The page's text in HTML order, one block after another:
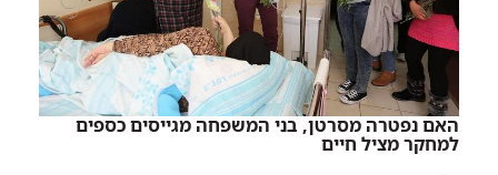
האם נפטרה מסרטן, בני המשפחה מגייסים כספים
למחקר מציל חיים